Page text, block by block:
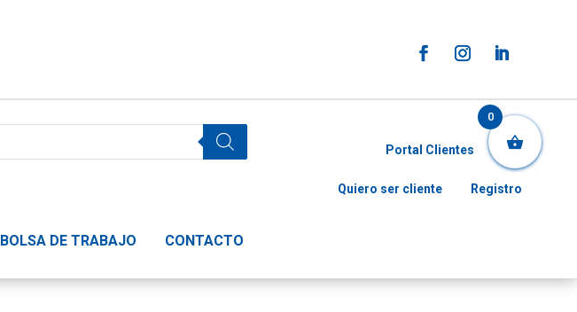
BOLSA DE TRABAJO CONTACTO
Portal Clientes
Quiero ser cliente Registro
0